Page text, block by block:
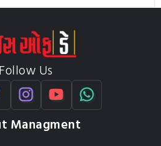
Follow Us
Managment